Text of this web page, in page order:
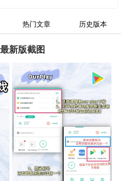
热门文章 历史版本
新版截图